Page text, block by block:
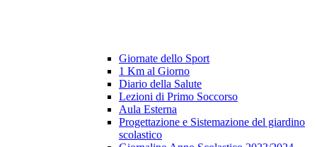
Giornate dello Sport
1 Km al Giorno
Diario della Salute
Lezioni di Primo Soccorso
Aula Esterna
Progettazione e Sistemazione del giardino
scolastico